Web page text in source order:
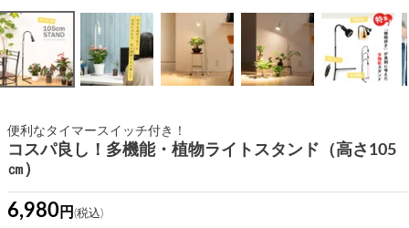
便利なタイマースイッチ付き！
コスパ良し！多機能・植物ライトスタンド（高さ105
㎝）
6,980